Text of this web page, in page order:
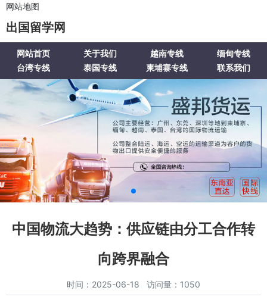
网站地图
出国留学网
网站首页 关于我们 越南专线
缅甸专线
台湾专线
泰国专线 柬埔寨专线 联系我们
中国物流大趋势：供应链由分工合作转
向跨界融合
时间：2025-06-18 访问量：1050